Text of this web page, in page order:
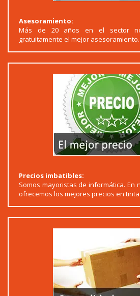
Asesoramiento:
Más de 20 años en el sector
gratuitamente el mejor asesoramiento.
Precios imbatibles:
Somos mayoristas de informática. En
ofrecemos los mejores precios en